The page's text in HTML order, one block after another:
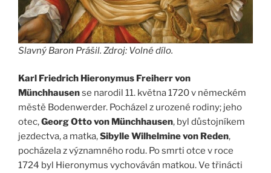
Slavný Baron Prášil. Zdroj: Volné dílo.
Karl Friedrich Hieronymus Freiherr von
Münchhausense narodil 11. května 1720 v německém
městě Bodenwerder. Pocházel z urozené rodiny; jeho
otec,Georg Otto von Münchhausen, byl důstojníkem
jezdectva, a matka,Sibylle Wilhelmine von Reden,
pocházela z významného rodu. Po smrti otce v roce
1724 byl Hieronymus vychováván matkou. Ve třinácti